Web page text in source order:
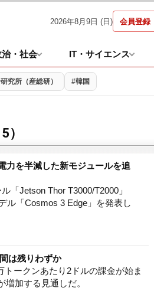
2026年8月9日 (日) 会員登録
治・社会 IT・サイエンス
究所（産総研） #韓国
力を半減した新モジュールを追
「Jetson Thor T3000/T2000」
ル「Cosmos 3 Edge」を発表し
は残りわずか
ークンあたり2ドルの課金が始ま
加する見通しだ。